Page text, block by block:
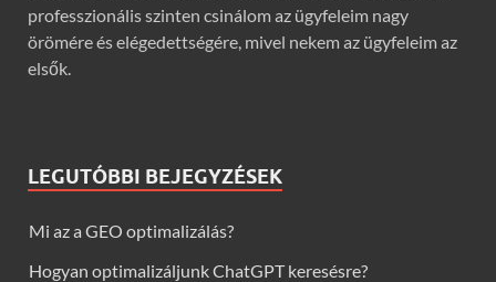
professzionális szinten csinálom az ügyfeleim nagy
örömére és elégedettségére, mivel nekem az ügyfeleim az
elsők.
LEGUTÓBBI BEJEGYZÉSEK
Mi az a GEO optimalizálás?
Hogyan optimalizáljunk ChatGPT keresésre?